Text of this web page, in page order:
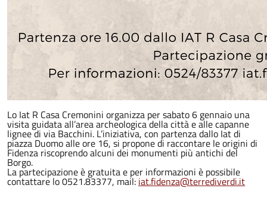
Lo Iat R Casa Cremonini organizza per sabato 6 gennaio una
visita guidata all’area archeologica della città e alle capanne
lignee di via Bacchini. L’iniziativa, con partenza dallo Iat di
piazza Duomo alle ore 16, si propone di raccontare le origini di
Fidenza riscoprendo alcuni dei monumenti più antichi del
Borgo.
La partecipazione è gratuita e per informazioni è possibile
contattare lo 0521.83377, mail: iat.fidenza@terrediverdi.it